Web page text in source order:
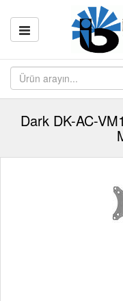
Dark DK-AC-